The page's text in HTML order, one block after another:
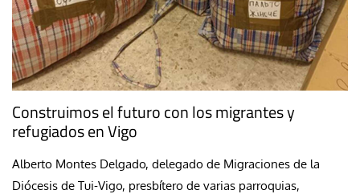
Construimos el futuro con los migrantes y
refugiados en Vigo
Alberto Montes Delgado, delegado de Migraciones de la
Diócesis de Tui-Vigo, presbítero de varias parroquias,